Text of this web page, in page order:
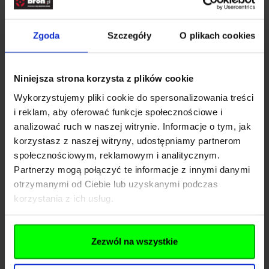
Zgoda Szczegóły O plikach cookies
Niniejsza strona korzysta z plików cookie
Wykorzystujemy pliki cookie do spersonalizowania treści
i reklam, aby oferować funkcje społecznościowe i
analizować ruch w naszej witrynie. Informacje o tym, jak
korzystasz z naszej witryny, udostępniamy partnerom
społecznościowym, reklamowym i analitycznym.
Partnerzy mogą połączyć te informacje z innymi danymi
otrzymanymi od Ciebie lub uzyskanymi podczas
korzystania z ich usług.
Zezwól na wszystkie
jak zegarki z budzikiem. Pomogą wstać do pracy i
Na stół kuchenny lub jadalniany idealnym dodatkiem
może być wyjątkowa podstawka pod torebkę
Doskonale uzupełni zastawę podczas
popołudniowej herbatki. Talerzyk ma kształt
niewielkiego imbryczka, co dodaje mu
niepowtarzalnego uroku.
Warto zwrócić też uwagę na ceramiczną solniczkę i
pieprzniczkę Lesser&Paveyze zwierzęcym printem.
Taki zestaw może być prawdziwą ozdobą salonu
osoby, dla której polowanie to ulubione hobby. W
wymienionych przedmiotach wyraźnie daje o sobie
tych kuchennych akcesoriów. Będą idealnym
prezentem dla kogoś, kto lubi przyrodę oraz potrafi
docenić chwile spędzone w zaciszu domowym na